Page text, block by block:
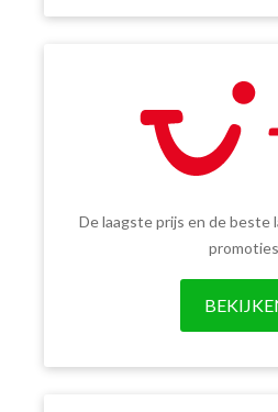
De laagste prijs en de beste